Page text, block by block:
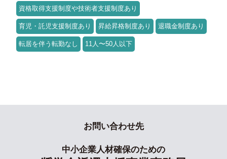
資格取得支援制度や技術者支援制度あり
育児・託児支援制度あり 昇給昇格制度あり 退職金制度あり
転居を伴う転勤なし 11人〜50人以下
お問い合わせ先
中小企業人材確保のための